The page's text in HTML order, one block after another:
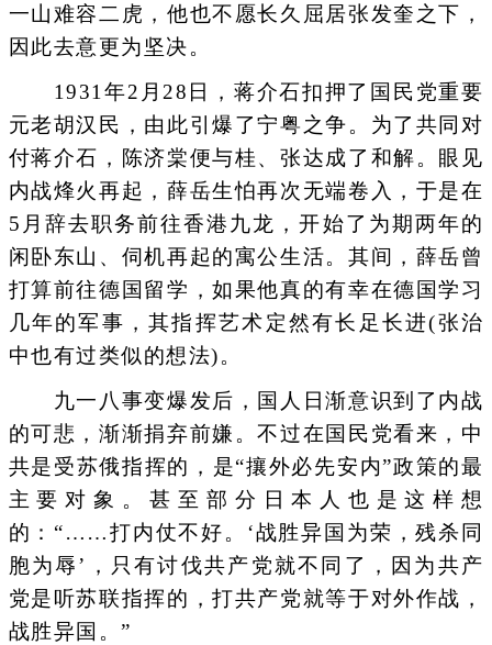
一山难容二虎，他也不愿长久屈居张发奎之下，
因此去意更为坚决。
1931年2月28日，蒋介石扣押了国民党重要
元老胡汉民，由此引爆了宁粤之争。为了共同对
付蒋介石，陈济棠便与桂、张达成了和解。眼见
内战烽火再起，薛岳生怕再次无端卷入，于是在
5月辞去职务前往香港九龙，开始了为期两年的
闲卧东山、伺机再起的寓公生活。其间，薛岳曾
打算前往德国留学，如果他真的有幸在德国学习
几年的军事，其指挥艺术定然有长足长进(张治
中也有过类似的想法)。
九一八事变爆发后，国人日渐意识到了内战
的可悲，渐渐捐弃前嫌。不过在国民党看来，中
共是受苏俄指挥的，是“攘外必先安内”政策的最
主要对象。甚至部分日本人也是这样想
的：“……打内仗不好。‘战胜异国为荣，残杀同
胞为辱’，只有讨伐共产党就不同了，因为共产
党是听苏联指挥的，打共产党就等于对外作战，
战胜异国。”